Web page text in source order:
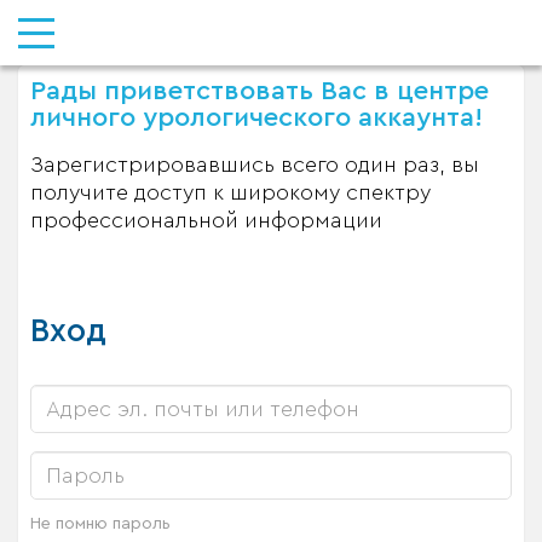
Рады приветствовать Вас в центре
личного урологического аккаунта!
Зарегистрировавшись всего один раз, вы
получите доступ к широкому спектру
профессиональной информации
Вход
Не помню пароль